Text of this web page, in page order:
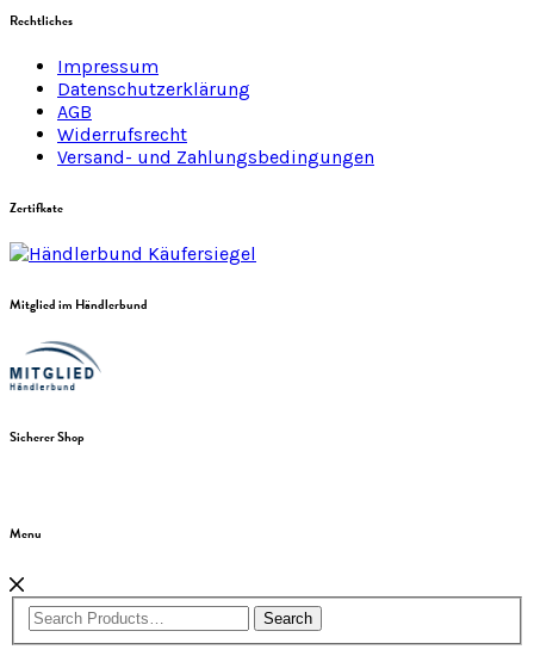
Rechtliches
Impressum
Datenschutzerklärung
AGB
Widerrufsrecht
Versand- und Zahlungsbedingungen
Zertifkate
Mitglied im Händlerbund
Sicherer Shop
Menu
Search